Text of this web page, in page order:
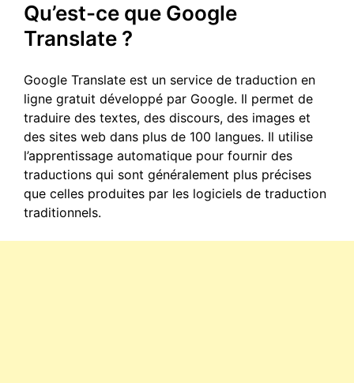
Qu’est-ce que Google
Translate ?
Google Translate est un service de traduction en
ligne gratuit développé par Google. Il permet de
traduire des textes, des discours, des images et
des sites web dans plus de 100 langues. Il utilise
l’apprentissage automatique pour fournir des
traductions qui sont généralement plus précises
que celles produites par les logiciels de traduction
traditionnels.